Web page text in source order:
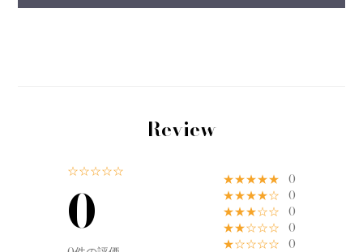
Review
☆☆☆☆☆
0 ★★★★★ 0
★★★★☆ 0
★★★☆☆ 0
★★☆☆☆ 0
★☆☆☆☆ 0